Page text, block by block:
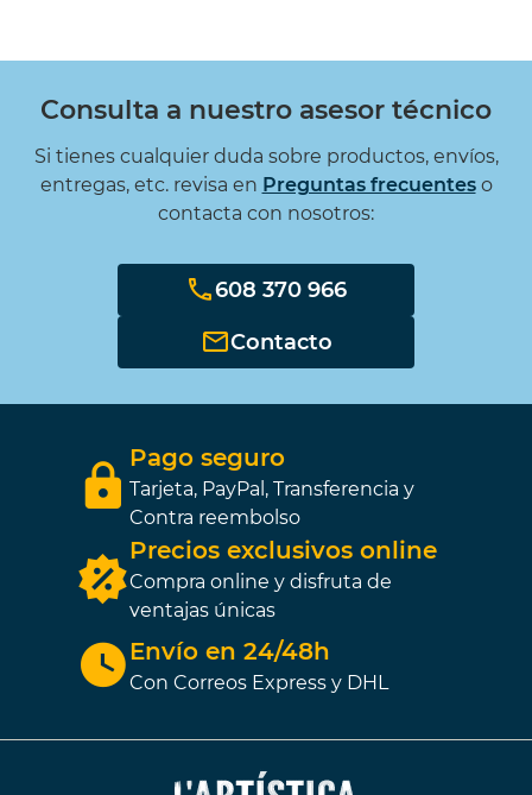
Consulta a nuestro asesor técnico
Si tienes cualquier duda sobre productos, envíos,
entregas, etc. revisa en Preguntas frecuenteso
contacta con nosotros:
608 370 966
Contacto
Pago seguro
Tarjeta, PayPal, Transferencia y
Contra reembolso
Precios exclusivos online
Compra online y disfruta de
ventajas únicas
Envío en 24/48h
Con Correos Express y DHL